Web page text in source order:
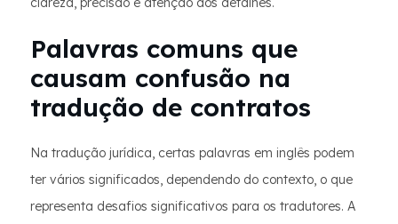
Palavras comuns que
causam confusão na
tradução de contratos
Na tradução jurídica, certas palavras em inglês podem
ter vários significados, dependendo do contexto, o que
representa desafios significativos para os tradutores. A